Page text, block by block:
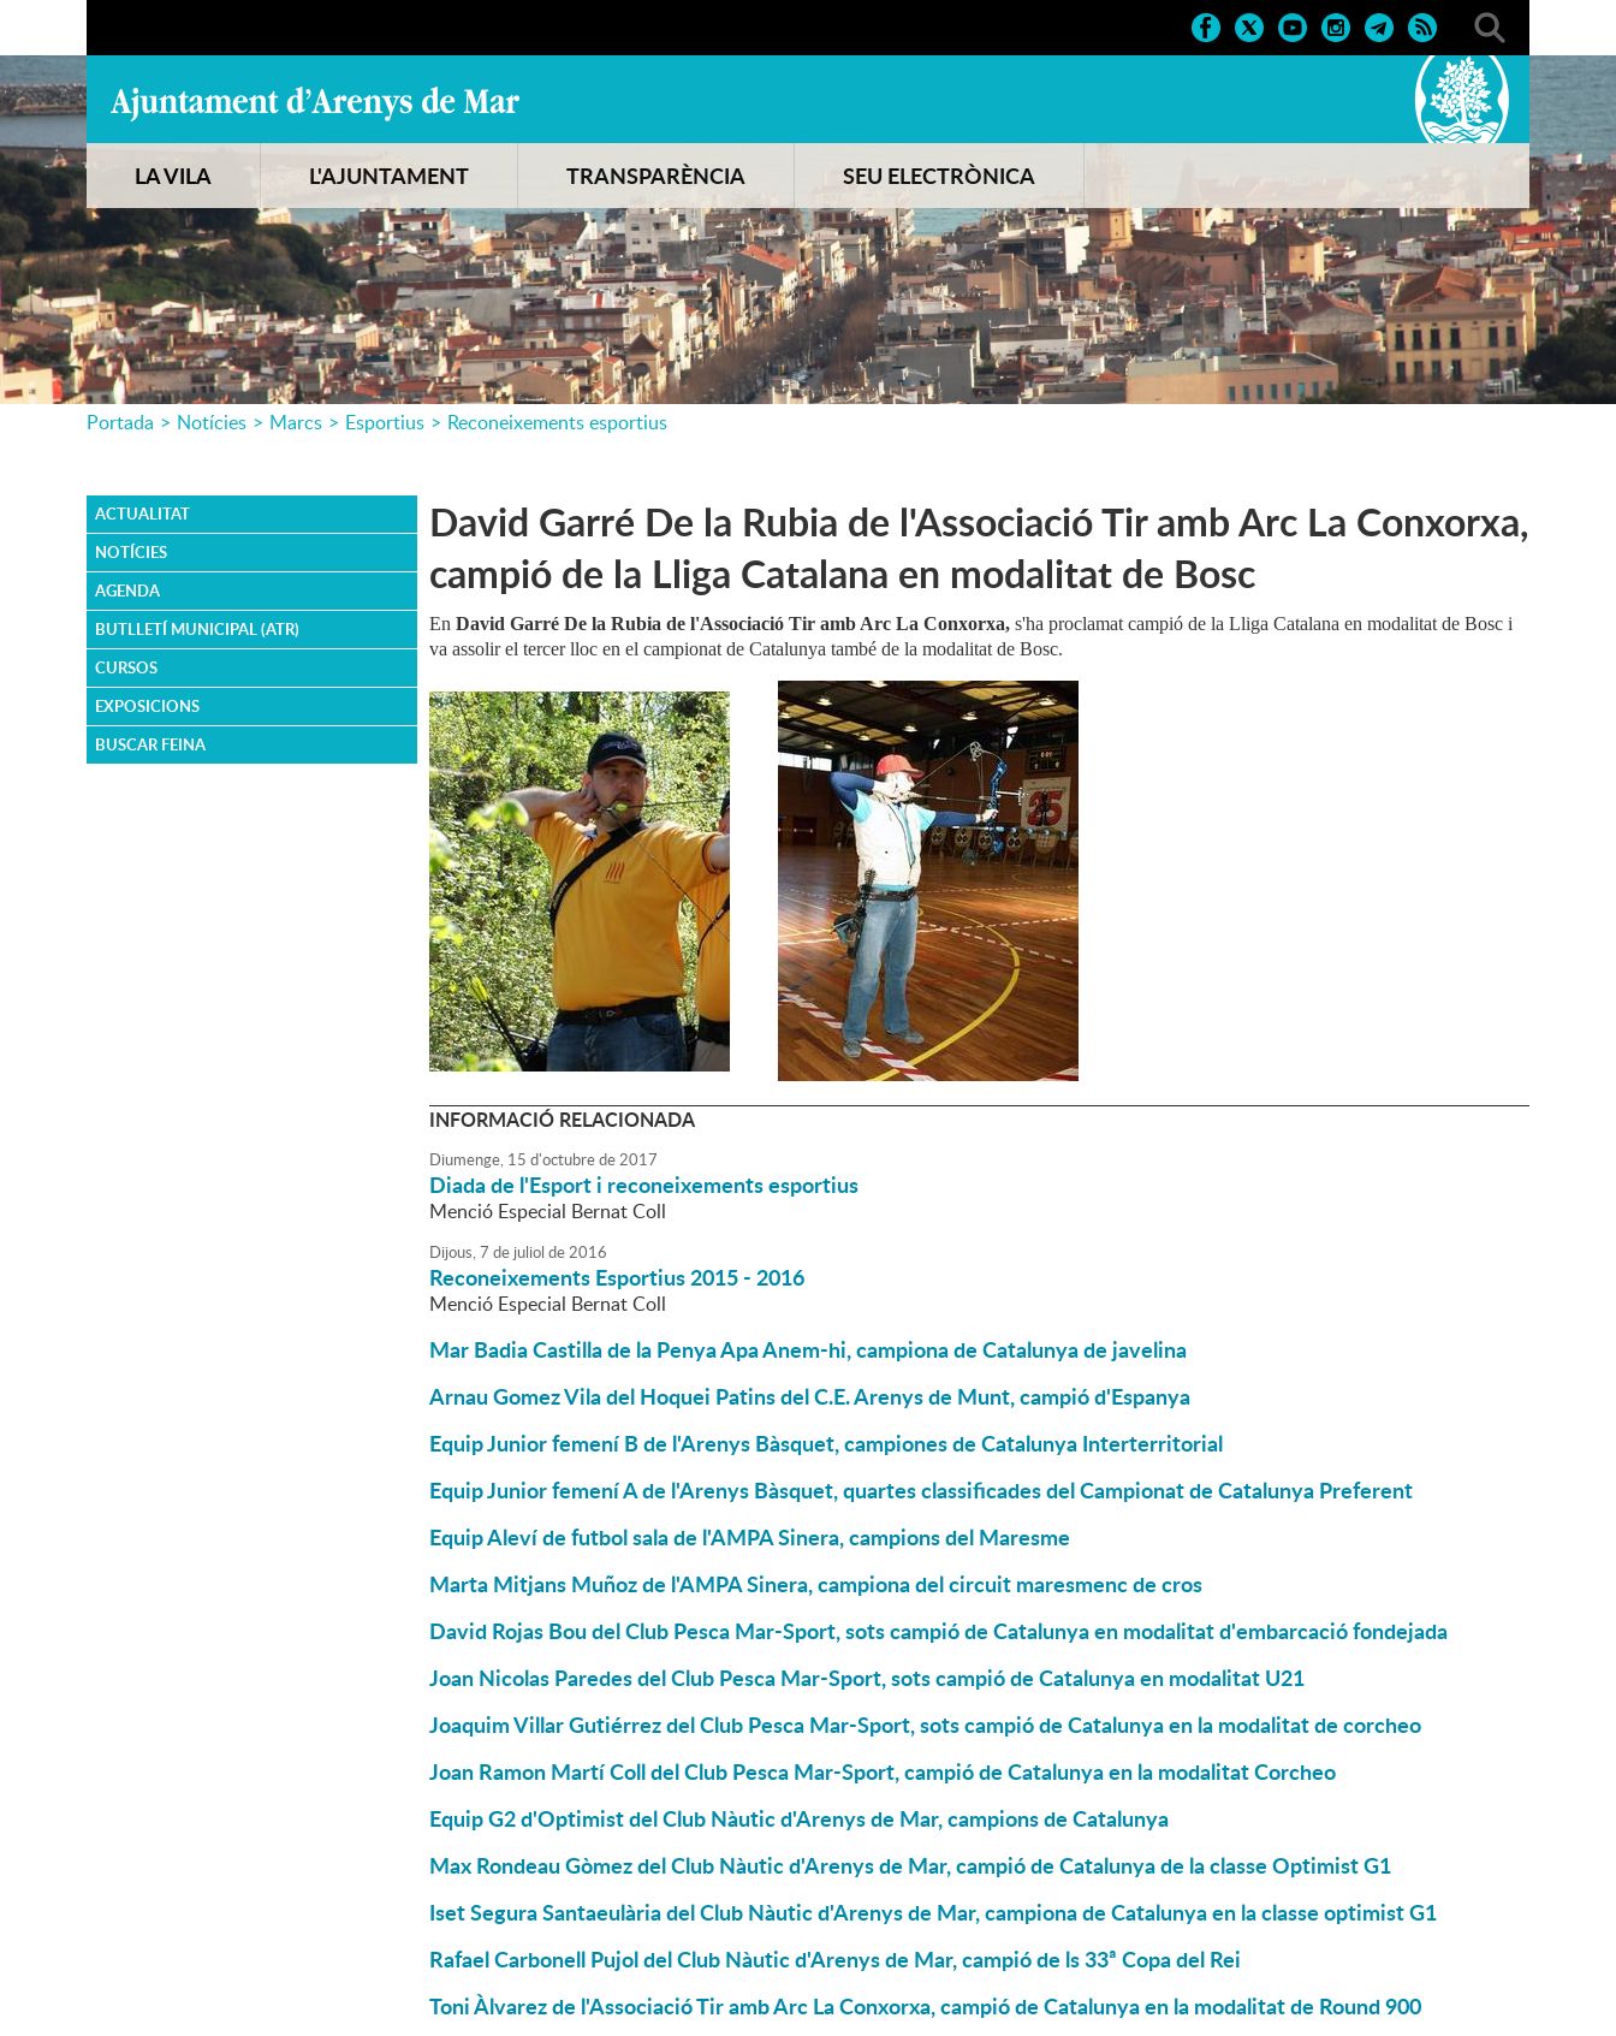
LA VILA L'AJUNTAMENT TRANSPARÈNCIA SEU ELECTRÒNICA
Portada > Notícies > Marcs > Esportius > Reconeixements esportius
ACTUALITAT
NOTÍCIES
AGENDA
BUTLLETÍ MUNICIPAL (ATR)
CURSOS
EXPOSICIONS
BUSCAR FEINA
David Garré De la Rubia de l'Associació Tir amb Arc La Conxorxa,
campió de la Lliga Catalana en modalitat de Bosc
En David Garré De la Rubia de l'Associació Tir amb Arc La Conxorxa, s'ha proclamat campió de la Lliga Catalana en modalitat de Bosc i
va assolir el tercer lloc en el campionat de Catalunya també de la modalitat de Bosc.
INFORMACIÓ RELACIONADA
Diumenge, 15 d'octubrede2017
Diada de l'Esport i reconeixements esportius
Menció Especial Bernat Coll
Dijous,7 de juliol de2016
Reconeixements Esportius 2015 - 2016
Menció Especial Bernat Coll
Mar Badia Castilla de la Penya Apa Anem-hi, campiona de Catalunya de javelina
Arnau Gomez Vila del Hoquei Patins del C.E. Arenys de Munt, campió d'Espanya
Equip Junior femení B de l'Arenys Bàsquet, campiones de Catalunya Interterritorial
Equip Junior femení A de l'Arenys Bàsquet, quartes classificades del Campionat de Catalunya Preferent
Equip Aleví de futbol sala de l'AMPA Sinera, campions del Maresme
Marta Mitjans Muñoz de l'AMPA Sinera, campiona del circuit maresmenc de cros
David Rojas Bou del Club Pesca Mar-Sport, sots campió de Catalunya en modalitat d'embarcació fondejada
Joan Nicolas Paredes del Club Pesca Mar-Sport, sots campió de Catalunya en modalitat U21
Joaquim Villar Gutiérrez del Club Pesca Mar-Sport, sots campió de Catalunya en la modalitat de corcheo
Joan Ramon Martí Coll del Club Pesca Mar-Sport, campió de Catalunya en la modalitat Corcheo
Equip G2 d'Optimist del Club Nàutic d'Arenys de Mar, campions de Catalunya
Max Rondeau Gòmez del Club Nàutic d'Arenys de Mar, campió de Catalunya de la classe Optimist G1
Iset Segura Santaeulària del Club Nàutic d'Arenys de Mar, campiona de Catalunya en la classe optimist G1
Rafael Carbonell Pujol del Club Nàutic d'Arenys de Mar, campió de ls 33ª Copa del Rei
Toni Àlvarez de l'Associació Tir amb Arc La Conxorxa, campió de Catalunya en la modalitat de Round 900